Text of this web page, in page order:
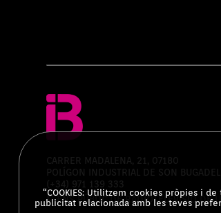
CARRER MADALENA, 21, 07180
POLÍGON INDUSTRIAL DE SON
(+34) 971 139 333
© ENS PÚBLIC DE RADIOTELEVISIÓ DE
“COOKIES: Utilitzem cookies pròpies i
publicitat relacionada amb les teves